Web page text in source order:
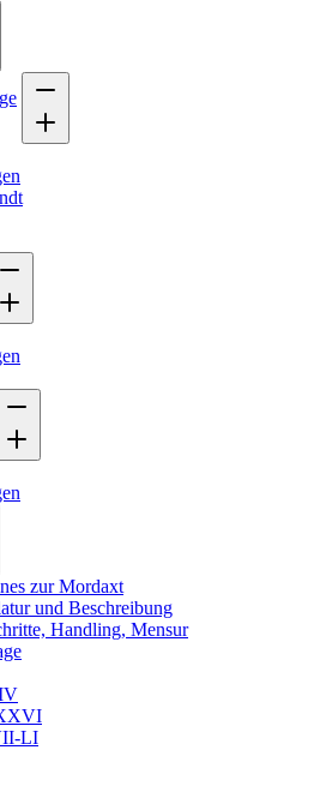
zur Mordaxt
und Beschreibung
Handling, Mensur
LI